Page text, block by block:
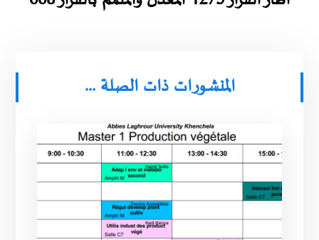
المنشورات ذات الصلة ...